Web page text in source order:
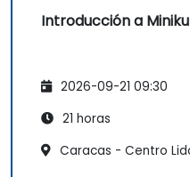
Introducción a
2026-09-21 09:30
21 horas
Caracas - Centro